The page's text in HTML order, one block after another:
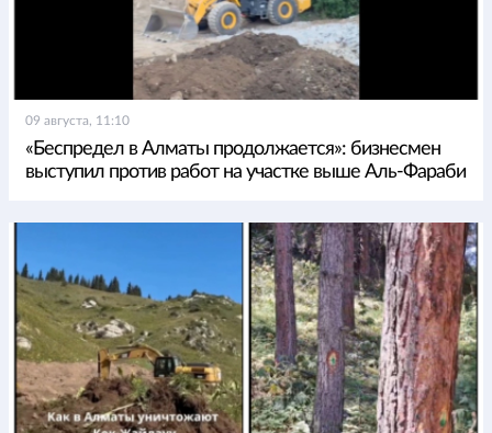
09 августа, 11:10
«Беспредел в Алматы продолжается»: бизнесмен
выступил против работ на участке выше Аль-Фараби